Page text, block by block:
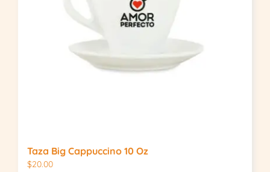
Taza Big Cappuccino 10 Oz
$20.00